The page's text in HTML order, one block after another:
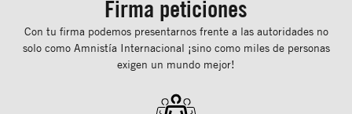
Firma peticiones
Con tu ﬁrma podemos presentarnos frente a las autoridades no
solo como Amnistía Internacional ¡sino como miles de personas
exigen un mundo mejor!